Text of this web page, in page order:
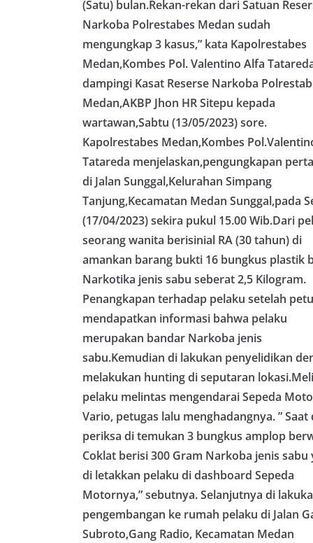
memperingati
mengimbau
mempersiapkan
depan rumah
bentuk
para pahlawan
Aiptu Muliyadi
juga
bendera yang
dalam keadaan
dikibarkan
menyampaikan
sambang DDS
deteksi dini
gangguan
(Kamtibmas) di
interaksi
menghimpun
kerawanan,
kondusivitas
Kemerdekaan
kegiatan dan
ini, diharapkan
diantisipasi
Sunggal tetap
puncak perayaan
Kedekatan Polri
Door to Door
implementasi
kehadiran dan
masyarakat.
penyampai
mitra masyarakat
secara bersama-
tengah-tengah
mempererat
(Satu) bulan.Rekan-rekan dari Satuan
Narkoba Polrestabes Medan sudah
mengungkap 3 kasus,” kata Kapolrestabes
Medan,Kombes Pol. Valentino Alfa
dampingi Kasat Reserse Narkoba
Medan,AKBP Jhon HR Sitepu kepada
wartawan,Sabtu (13/05/2023) sore.
Kapolrestabes Medan,Kombes
Tatareda menjelaskan,pengungkapan
di Jalan Sunggal,Kelurahan Simpang
Tanjung,Kecamatan Medan Sunggal,pada
(17/04/2023) sekira pukul 15.00 Wib.Dari
seorang wanita berisinial RA (30 tahun) di
amankan barang bukti 16 bungkus plastik
Narkotika jenis sabu seberat 2,5 Kilogram.
Penangkapan terhadap pelaku setelah
mendapatkan informasi bahwa pelaku
merupakan bandar Narkoba jenis
sabu.Kemudian di lakukan penyelidikan
melakukan hunting di seputaran
pelaku melintas mengendarai Sepeda
Vario, petugas lalu menghadangnya. ” Saat
periksa di temukan 3 bungkus amplop
Coklat berisi 300 Gram Narkoba jenis sabu
di letakkan pelaku di dashboard Sepeda
Motornya,” sebutnya. Selanjutnya di
pengembangan ke rumah pelaku di Jalan
Subroto,Gang Radio, Kecamatan Medan